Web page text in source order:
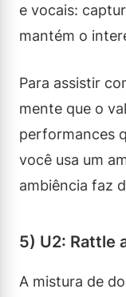
e vocais:
mantém o
Para assistir
mente que o
performances
você usa um
ambiência faz
5) U2: Rattle
A mistura de